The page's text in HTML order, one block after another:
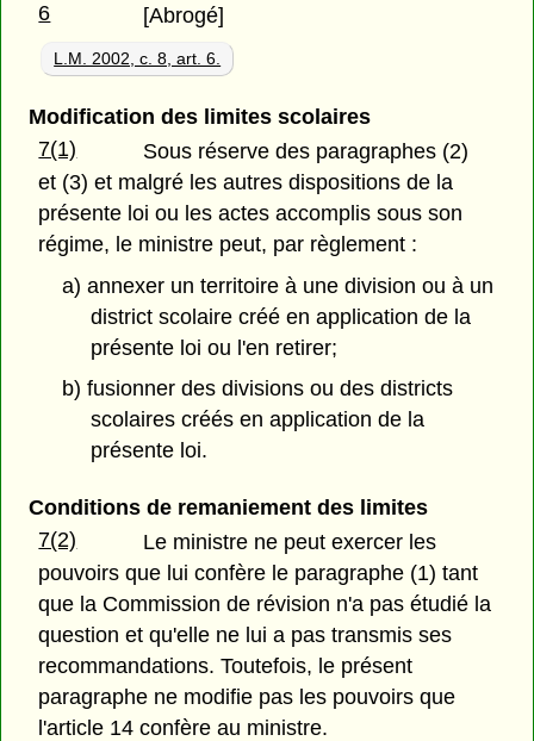
6 [Abrogé]
L.M. 2002, c. 8, art. 6.
Modification des limites scolaires
7(1)
Sous réserve des paragraphes (2)
et (3) et malgré les autres dispositions de la
présente loi ou les actes accomplis sous son
régime, le ministre peut, par règlement :
a) annexer un territoire à une division ou à un
district scolaire créé en application de la
présente loi ou l'en retirer;
b) fusionner des divisions ou des districts
scolaires créés en application de la
présente loi.
Conditions de remaniement des limites
7(2)
Le ministre ne peut exercer les
pouvoirs que lui confère le paragraphe (1) tant
que la Commission de révision n'a pas étudié la
question et qu'elle ne lui a pas transmis ses
recommandations. Toutefois, le présent
paragraphe ne modifie pas les pouvoirs que
l'article 14 confère au ministre.